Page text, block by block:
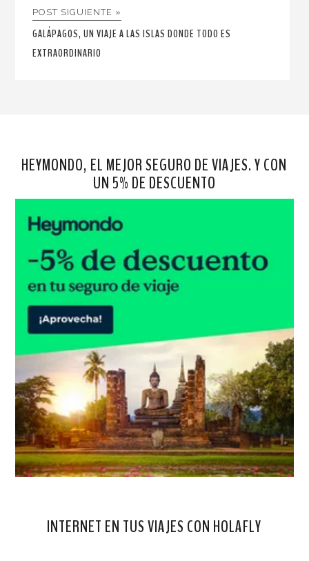
POST SIGUIENTE »
GALÁPAGOS, UN VIAJE A LAS ISLAS DONDE TODO ES
EXTRAORDINARIO
HEYMONDO, EL MEJOR SEGURO DE VIAJES. Y CON
UN 5% DE DESCUENTO
INTERNET EN TUS VIAJES CON HOLAFLY